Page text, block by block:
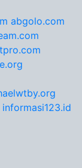
abgolo.com
informasi123.id